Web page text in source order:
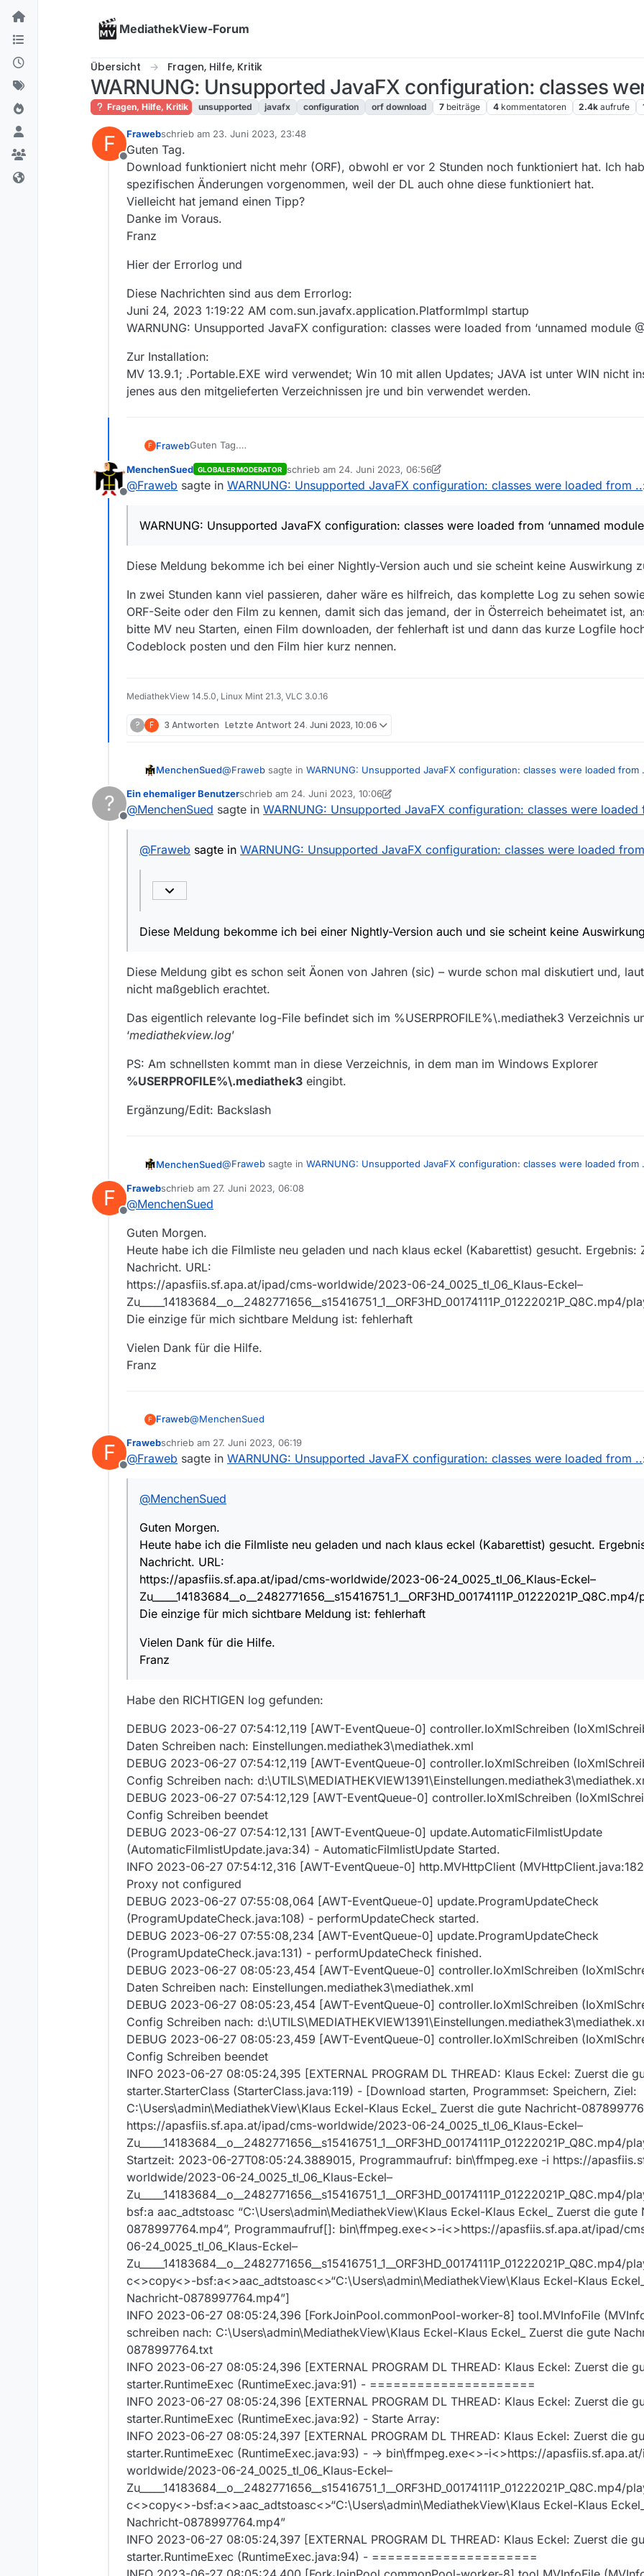
Skip to content
MediathekView-Forum
Übersicht Fragen, Hilfe, Kritik
WARNUNG: Unsupported JavaFX configuration: classes
Fragen, Hilfe, Kritik unsupported javafx configuration orf download 7 beiträge 4 kommentatoren 2.4k aufrufe
F
Offline
Frawebschrieb am 23. Juni 2023, 23:48
zuletzt editiert von
Guten Tag.
Download funktioniert nicht mehr (ORF), obwohl er vor 2 Stunden noch funktioniert hat. Ich
spezifischen Änderungen vorgenommen, weil der DL auch ohne diese funktioniert hat.
Vielleicht hat jemand einen Tipp?
Danke im Voraus.
Franz
Hier der Errorlog und
Diese Nachrichten sind aus dem Errorlog:
Juni 24, 2023 1:19:22 AM com.sun.javafx.application.PlatformImpl startup
WARNUNG: Unsupported JavaFX configuration: classes were loaded from ‘unnamed module
Zur Installation:
MV 13.9.1; .Portable.EXE wird verwendet; Win 10 mit allen Updates; JAVA ist unter WIN nicht
jenes aus den mitgelieferten Verzeichnissen jre und bin verwendet werden.
F FrawebGuten Tag.
Änderungen vorgenommen, weil der DL auch ohne diese funktioniert hat.
Vielleicht hat jemand einen Tipp?
Hier der Errorlog und
WARNUNG: Unsupported JavaFX configuration: classes were loaded from ‘unnamed module
Zur Installation:
Offline
MenchenSued GLOBALER MODERATOR schrieb am 24. Juni 2023, 06:56
zuletzt editiert von MenchenSued
@Fraweb sagte in WARNUNG: Unsupported JavaFX configuration: classes were loaded from ..
WARNUNG: Unsupported JavaFX configuration: classes were loaded from ‘unnamed module
Diese Meldung bekomme ich bei einer Nightly-Version auch und sie scheint keine Auswirkung
In zwei Stunden kann viel passieren, daher wäre es hilfreich, das komplette Log zu sehen
ORF-Seite oder den Film zu kennen, damit sich das jemand, der in Österreich beheimatet ist,
bitte MV neu Starten, einen Film downloaden, der fehlerhaft ist und dann das kurze Logfile
Codeblock posten und den Film hier kurz nennen.
MediathekView 14.5.0, Linux Mint 21.3, VLC 3.0.16
? F 3 Antworten Letzte Antwort 24. Juni 2023, 10:06
MenchenSued@Fraweb sagte in WARNUNG: Unsupported JavaFX configuration: classes were loaded from
WARNUNG: Unsupported JavaFX configuration: classes were loaded from ‘unnamed
Diese Meldung bekomme ich bei einer Nightly-Version auch und sie scheint keine Auswirkung
?
Offline
Ein ehemaliger Benutzerschrieb am 24. Juni 2023, 10:06
zuletzt editiert von Ein ehemaliger Benutzer
@MenchenSued sagte in WARNUNG: Unsupported JavaFX configuration: classes were loaded
@Fraweb sagte in WARNUNG: Unsupported JavaFX configuration: classes were loaded
Diese Meldung bekomme ich bei einer Nightly-Version auch und sie scheint keine
Diese Meldung gibt es schon seit Äonen von Jahren (sic) – wurde schon mal diskutiert und,
nicht maßgeblich erachtet.
Das eigentlich relevante log-File befindet sich im %USERPROFILE%\.mediathek3 Verzeichnis
‘mediathekview.log’
PS: Am schnellsten kommt man in diese Verzeichnis, in dem man im Windows Explorer
%USERPROFILE%\.mediathek3 eingibt.
Ergänzung/Edit: Backslash
MenchenSued@Fraweb sagte in WARNUNG: Unsupported JavaFX configuration: classes were loaded from
ORF-Seite oder den Film zu kennen, damit sich das jemand, der in Österreich beheimatet ist,
bitte MV neu Starten, einen Film downloaden, der fehlerhaft ist und dann das kurze Logfile
Codeblock posten und den Film hier kurz nennen.
F
Offline
Frawebschrieb am 27. Juni 2023, 06:08
zuletzt editiert von
@MenchenSued
Guten Morgen.
Heute habe ich die Filmliste neu geladen und nach klaus eckel (Kabarettist) gesucht. Ergebnis:
Nachricht. URL:
https://apasfiis.sf.apa.at/ipad/cms-worldwide/2023-06-24_0025_tl_06_Klaus-Eckel–
Zu_____14183684__o__2482771656__s15416751_1__ORF3HD_00174111P_01222021P_Q8C.mp4/
Die einzige für mich sichtbare Meldung ist: fehlerhaft
Vielen Dank für die Hilfe.
Franz
F Fraweb@MenchenSued
Guten Morgen.
Heute habe ich die Filmliste neu geladen und nach klaus eckel (Kabarettist) gesucht. Ergebnis: Zuerst die gute Nachricht.
Zu_____14183684__o__2482771656__s15416751_1__ORF3HD_00174111P_01222021P_Q8C.mp4/playlist.m3u8
F
Offline
Frawebschrieb am 27. Juni 2023, 06:19
zuletzt editiert von
@Fraweb sagte in WARNUNG: Unsupported JavaFX configuration: classes were loaded from ..
@MenchenSued
Guten Morgen.
Heute habe ich die Filmliste neu geladen und nach klaus eckel (Kabarettist) gesucht.
Nachricht. URL:
https://apasfiis.sf.apa.at/ipad/cms-worldwide/2023-06-24_0025_tl_06_Klaus-Eckel–
Die einzige für mich sichtbare Meldung ist: fehlerhaft
Vielen Dank für die Hilfe.
Franz
Habe den RICHTIGEN log gefunden:
DEBUG 2023-06-27 07:54:12,119 [AWT-EventQueue-0] controller.IoXmlSchreiben
Daten Schreiben nach: Einstellungen.mediathek3\mediathek.xml
DEBUG 2023-06-27 07:54:12,119 [AWT-EventQueue-0] controller.IoXmlSchreiben
Config Schreiben nach:
DEBUG 2023-06-27 07:54:12,129 [AWT-EventQueue-0] controller.IoXmlSchreiben
Config Schreiben beendet
DEBUG 2023-06-27 07:54:12,131 [AWT-EventQueue-0] update.AutomaticFilmlistUpdate
(AutomaticFilmlistUpdate.java:34) - AutomaticFilmlistUpdate Started.
INFO 2023-06-27 07:54:12,316 [AWT-EventQueue-0] http.MVHttpClient
Proxy not configured
DEBUG 2023-06-27 07:55:08,064 [AWT-EventQueue-0] update.ProgramUpdateCheck
(ProgramUpdateCheck.java:108) - performUpdateCheck started.
DEBUG 2023-06-27 07:55:08,234 [AWT-EventQueue-0] update.ProgramUpdateCheck
(ProgramUpdateCheck.java:131) - performUpdateCheck finished.
DEBUG 2023-06-27 08:05:23,454 [AWT-EventQueue-0] controller.IoXmlSchreiben
Daten Schreiben nach: Einstellungen.mediathek3\mediathek.xml
DEBUG 2023-06-27 08:05:23,454 [AWT-EventQueue-0] controller.IoXmlSchreiben
Config Schreiben nach:
DEBUG 2023-06-27 08:05:23,459 [AWT-EventQueue-0] controller.IoXmlSchreiben
Config Schreiben beendet
INFO 2023-06-27 08:05:24,395 [EXTERNAL PROGRAM DL THREAD: Klaus Eckel: Zuerst die
starter.StarterClass (StarterClass.java:119) - [Download starten, Programmset: Speichern, Ziel:
C:\Users\admin\MediathekView\Klaus Eckel-Klaus Eckel_ Zuerst die gute Nachricht-
https://apasfiis.sf.apa.at/ipad/cms-worldwide/2023-06-24_0025_tl_06_Klaus-Eckel–
Zu_____14183684__o__2482771656__s15416751_1__ORF3HD_00174111P_01222021P_Q8C.mp4/
Startzeit: 2023-06-27T08:05:24.3889015, Programmaufruf: bin\ffmpeg.exe -i https://
worldwide/2023-06-24_0025_tl_06_Klaus-Eckel–
bsf:a aac_adtstoasc “C:\Users\admin\MediathekView\Klaus Eckel-Klaus Eckel_ Zuerst die gute
0878997764.mp4”, Programmaufruf[]: bin\ffmpeg.exe<>-i<>https://apasfiis.sf.apa.at/ipad/
06-24_0025_tl_06_Klaus-Eckel–
Zu_____14183684__o__2482771656__s15416751_1__ORF3HD_00174111P_01222021P_Q8C.mp4/
c<>copy<>-bsf:a<>aac_adtstoasc<>“C:\Users\admin\MediathekView\Klaus Eckel-Klaus
Nachricht-0878997764.mp4”]
INFO 2023-06-27 08:05:24,396 [ForkJoinPool.commonPool-worker-8] tool.MVInfoFile
schreiben nach: C:\Users\admin\MediathekView\Klaus Eckel-Klaus Eckel_ Zuerst die gute
0878997764.txt
INFO 2023-06-27 08:05:24,396 [EXTERNAL PROGRAM DL THREAD: Klaus Eckel: Zuerst die
starter.RuntimeExec (RuntimeExec.java:91) - =====================
INFO 2023-06-27 08:05:24,396 [EXTERNAL PROGRAM DL THREAD: Klaus Eckel: Zuerst die
starter.RuntimeExec (RuntimeExec.java:92) - Starte Array:
INFO 2023-06-27 08:05:24,397 [EXTERNAL PROGRAM DL THREAD: Klaus Eckel: Zuerst die
starter.RuntimeExec (RuntimeExec.java:93) - -> bin\ffmpeg.exe<>-i<>https://
worldwide/2023-06-24_0025_tl_06_Klaus-Eckel–
Zu_____14183684__o__2482771656__s15416751_1__ORF3HD_00174111P_01222021P_Q8C.mp4/
c<>copy<>-bsf:a<>aac_adtstoasc<>“C:\Users\admin\MediathekView\Klaus Eckel-Klaus
Nachricht-0878997764.mp4”
INFO 2023-06-27 08:05:24,397 [EXTERNAL PROGRAM DL THREAD: Klaus Eckel: Zuerst die
starter.RuntimeExec (RuntimeExec.java:94) - =====================